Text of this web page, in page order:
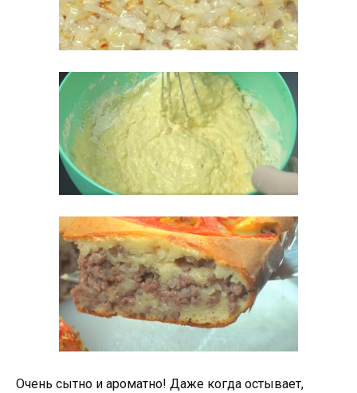
Очень сытно и ароматно! Даже когда остывает,